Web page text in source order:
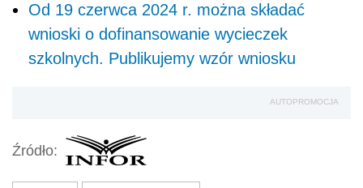
Od 19 czerwca 2024 r. można składać
wnioski o dofinansowanie wycieczek
szkolnych. Publikujemy wzór wniosku
AUTOPROMOCJA
Źródło: